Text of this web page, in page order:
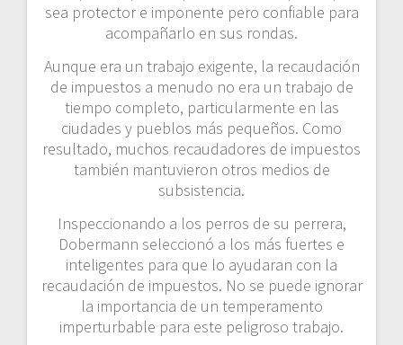
sea protector e imponente pero confiable para
acompañarlo en sus rondas.
Aunque era un trabajo exigente, la recaudación
de impuestos a menudo no era un trabajo de
tiempo completo, particularmente en las
ciudades y pueblos más pequeños. Como
resultado, muchos recaudadores de impuestos
también mantuvieron otros medios de
subsistencia.
Inspeccionando a los perros de su perrera,
Dobermann seleccionó a los más fuertes e
inteligentes para que lo ayudaran con la
recaudación de impuestos. No se puede ignorar
la importancia de un temperamento
imperturbable para este peligroso trabajo.